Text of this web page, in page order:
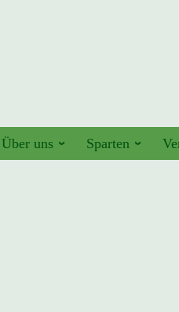
Über uns Sparten